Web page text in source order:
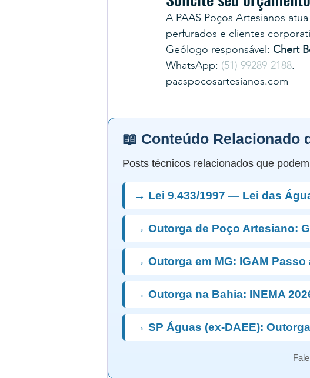
A PAAS Poços Artesianos
perfurados e clientes
Geólogo responsável: Chert
WhatsApp: (51) 99289-2188.
paaspocosartesianos.com
📖 Conteúdo Relacionado
Posts técnicos relacionados que
→ Lei 9.433/1997 — Lei das
→ Outorga de Poço Artesiano:
→ Outorga em MG: IGAM Passo
→ Outorga na Bahia: INEMA
→ SP Águas (ex-DAEE):